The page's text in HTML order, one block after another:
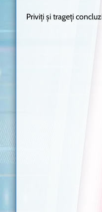
Priviți și trageți